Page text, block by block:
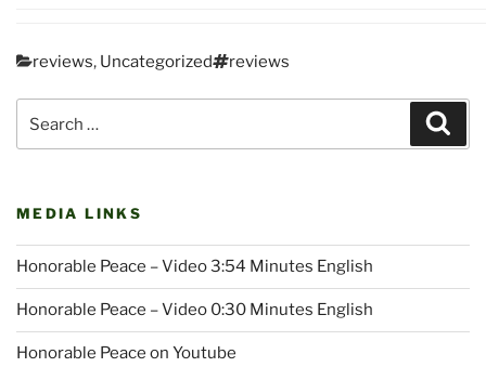
Categories
reviews, Uncategorized Tags
reviews
navigation
for:
MEDIA LINKS
Honorable Peace – Video 3:54 Minutes English
Honorable Peace – Video 0:30 Minutes English
Honorable Peace on Youtube